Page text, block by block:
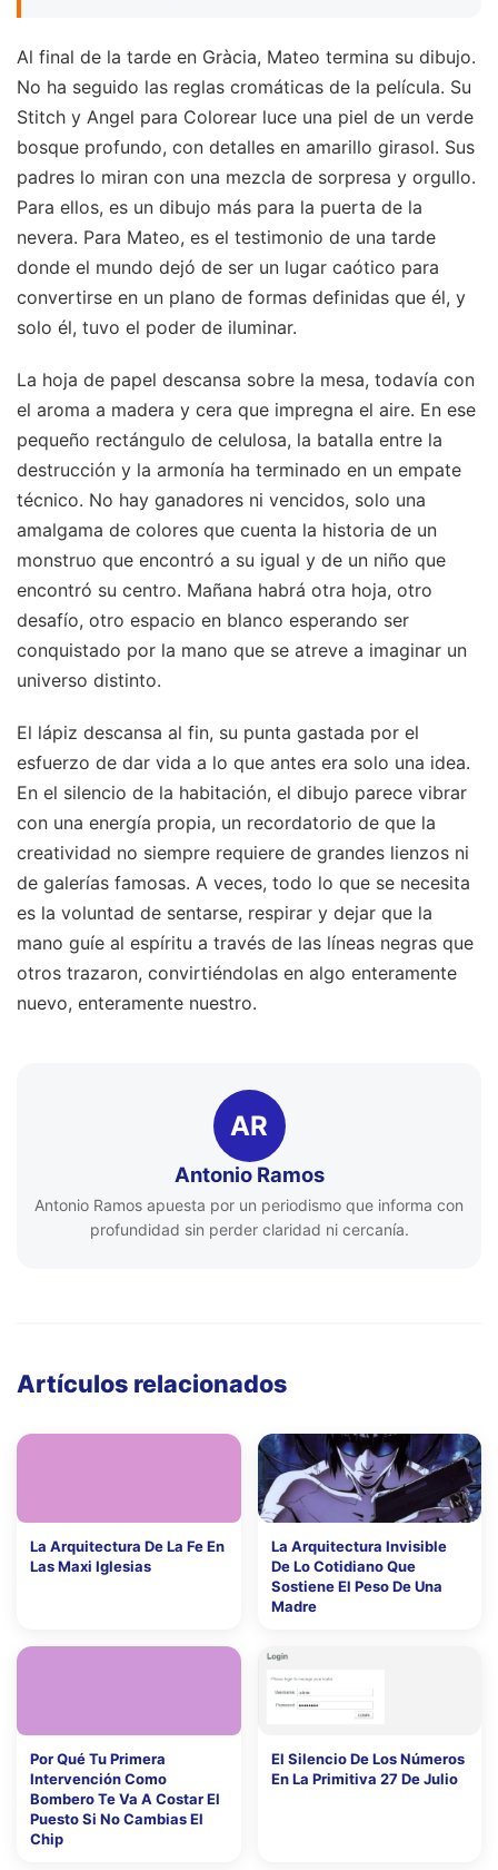
Al final de la tarde en Gràcia, Mateo termina su dibujo.
No ha seguido las reglas cromáticas de la película. Su
Stitch y Angel para Colorear luce una piel de un verde
bosque profundo, con detalles en amarillo girasol. Sus
padres lo miran con una mezcla de sorpresa y orgullo.
Para ellos, es un dibujo más para la puerta de la
nevera. Para Mateo, es el testimonio de una tarde
donde el mundo dejó de ser un lugar caótico para
convertirse en un plano de formas definidas que él, y
solo él, tuvo el poder de iluminar.
La hoja de papel descansa sobre la mesa, todavía con
el aroma a madera y cera que impregna el aire. En ese
pequeño rectángulo de celulosa, la batalla entre la
destrucción y la armonía ha terminado en un empate
técnico. No hay ganadores ni vencidos, solo una
amalgama de colores que cuenta la historia de un
monstruo que encontró a su igual y de un niño que
encontró su centro. Mañana habrá otra hoja, otro
desafío, otro espacio en blanco esperando ser
conquistado por la mano que se atreve a imaginar un
universo distinto.
El lápiz descansa al fin, su punta gastada por el
esfuerzo de dar vida a lo que antes era solo una idea.
En el silencio de la habitación, el dibujo parece vibrar
con una energía propia, un recordatorio de que la
creatividad no siempre requiere de grandes lienzos ni
de galerías famosas. A veces, todo lo que se necesita
es la voluntad de sentarse, respirar y dejar que la
mano guíe al espíritu a través de las líneas negras que
otros trazaron, convirtiéndolas en algo enteramente
nuevo, enteramente nuestro.
AR
Antonio Ramos
Antonio Ramos apuesta por un periodismo que informa con
profundidad sin perder claridad ni cercanía.
Artículos relacionados
La Arquitectura De La Fe En
Las Maxi Iglesias
La Arquitectura Invisible
De Lo Cotidiano Que
Sostiene El Peso De Una
Madre
Por Qué Tu Primera
Intervención Como
Bombero Te Va A Costar El
Puesto Si No Cambias El
Chip
El Silencio De Los Números
En La Primitiva 27 De Julio